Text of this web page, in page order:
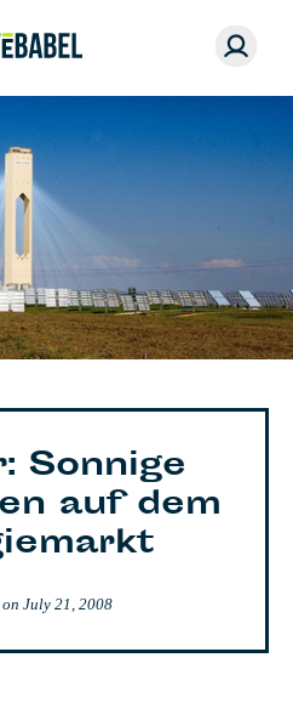
Sonnige
auf dem
July 21, 2008